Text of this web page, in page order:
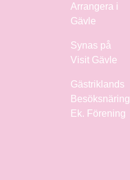
Arrangera i
Gävle
Synas på
Visit Gävle
Gästriklands
Besöksnäring
Ek. Förening